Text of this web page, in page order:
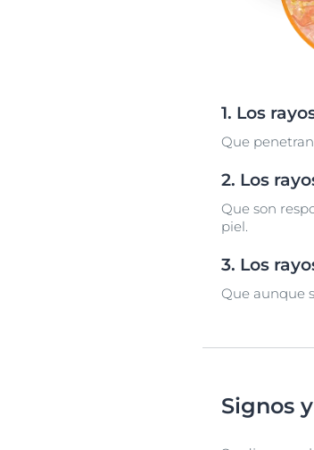
1. Los
Que
2. Los
Que son
piel.
3. Los
Que aunque
Signos